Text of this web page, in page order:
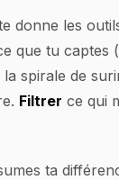
donne les
que tu captes
la spirale de
Filtrer ce qui
ta